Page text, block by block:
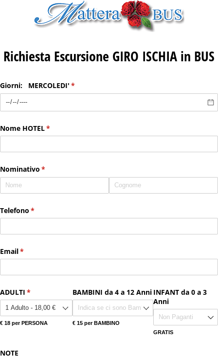
Richiesta Escursione GIRO ISCHIA in BUS
Giorni: MERCOLEDI' *
(richiesto)
Nome HOTEL*
(richiesto)
Nominativo *
(richiesto)
Telefono *
(richiesto)
Email*
(richiesto)
ADULTI *
(richiesto)
€ 18 per PERSONA
BAMBINI da 4 a 12 Anni
€ 15 per BAMBINO
INFANT da 0 a 3
Anni
GRATIS
NOTE